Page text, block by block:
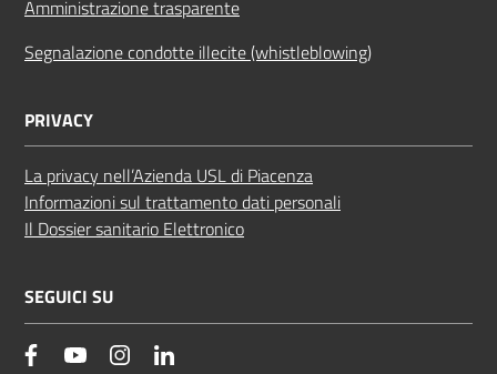
Amministrazione trasparente
Segnalazione condotte illecite (whistleblowing)
PRIVACY
La privacy nell’Azienda USL di Piacenza
Informazioni sul trattamento dati personali
Il Dossier sanitario Elettronico
SEGUICI SU
facebookYouTube Instagram